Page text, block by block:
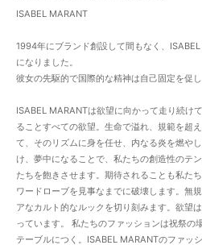
ISABEL MARANT
1994年にブランド創設して間もなく、
になりました。
彼女の先駆的で国際的な精神は自己固定を促
ISABEL MARANTは欲望に向かって走り続け
ることすべての欲望。生命で溢れ、規範を超
て、そのリズムに身を任せ、内なる炎を燃や
け、夢中になることで、私たちの創造性のテ
たちを飽きさせます。期待されることも私た
ワードローブを見事なまでに破壊します。無
アなカルト的なルックを切り刻みます。欲望
っています。 私たちのファッションは祝祭の
テーブルにつく。ISABEL MARANTのファッ